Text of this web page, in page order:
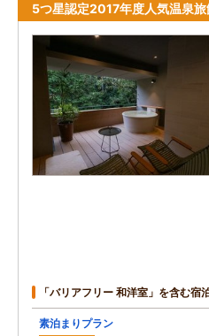
5つ星認定2017年度人気温泉
「バリアフリー 和洋室」を含む宿
素泊まりプラン